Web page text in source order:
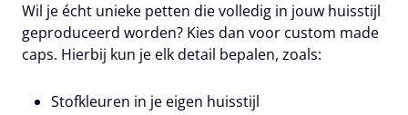
Wil je écht unieke petten die volledig in jouw huisstijl
geproduceerd worden? Kies dan voor custom made
caps. Hierbij kun je elk detail bepalen, zoals:
Stofkleuren in je eigen huisstijl